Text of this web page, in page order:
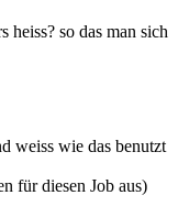
heiss? so das man sich
weiss wie das benutzt
für diesen Job aus)